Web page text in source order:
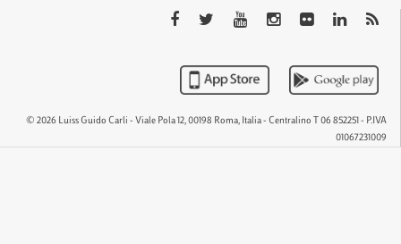
© 2026 Luiss Guido Carli - Viale Pola 12, 00198 Roma, Italia - Centralino T 06 852251 - P.IVA
01067231009